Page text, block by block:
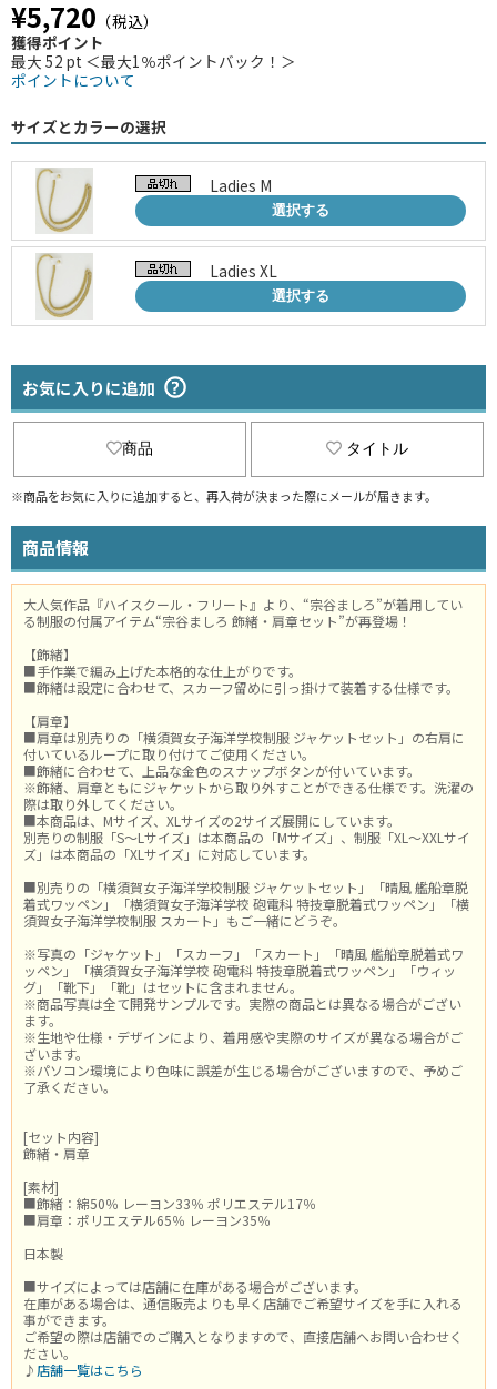
¥5,720 （税込）
獲得ポイント
最大 52 pt ＜最大1％ポイントバック！＞
ポイントについて
サイズとカラーの選択
Ladies M
選択する
Ladies XL
選択する
お気に入りに追加
商品 タイトル
※商品をお気に入りに追加すると、再入荷が決まった際にメールが届きます。
商品情報
大人気作品『ハイスクール・フリート』より、“宗谷ましろ”が着用してい
る制服の付属アイテム“宗谷ましろ 飾緒・肩章セット”が再登場！
【飾緒】
■手作業で編み上げた本格的な仕上がりです。
■飾緒は設定に合わせて、スカーフ留めに引っ掛けて装着する仕様です。
【肩章】
■肩章は別売りの「横須賀女子海洋学校制服 ジャケットセット」の右肩に
付いているループに取り付けてご使用ください。
■飾緒に合わせて、上品な金色のスナップボタンが付いています。
※飾緒、肩章ともにジャケットから取り外すことができる仕様です。洗濯の
際は取り外してください。
■本商品は、Mサイズ、XLサイズの2サイズ展開にしています。
別売りの制服「S～Lサイズ」は本商品の「Mサイズ」、制服「XL～XXLサイ
ズ」は本商品の「XLサイズ」に対応しています。
■別売りの「横須賀女子海洋学校制服 ジャケットセット」「晴風 艦船章脱
着式ワッペン」「横須賀女子海洋学校 砲電科 特技章脱着式ワッペン」「横
須賀女子海洋学校制服 スカート」もご一緒にどうぞ。
※写真の「ジャケット」「スカーフ」「スカート」「晴風 艦船章脱着式ワ
ッペン」「横須賀女子海洋学校 砲電科 特技章脱着式ワッペン」「ウィッ
グ」「靴下」「靴」はセットに含まれません。
※商品写真は全て開発サンプルです。実際の商品とは異なる場合がござい
ます。
※生地や仕様・デザインにより、着用感や実際のサイズが異なる場合がご
ざいます。
※パソコン環境により色味に誤差が生じる場合がございますので、予めご
了承ください。
[セット内容]
飾緒・肩章
[素材]
■飾緒：綿50％ レーヨン33％ ポリエステル17％
■肩章：ポリエステル65％ レーヨン35％
日本製
■サイズによっては店舗に在庫がある場合がございます。
在庫がある場合は、通信販売よりも早く店舗でご希望サイズを手に入れる
事ができます。
ご希望の際は店舗でのご購入となりますので、直接店舗へお問い合わせく
ださい。
♪ 店舗一覧はこちら